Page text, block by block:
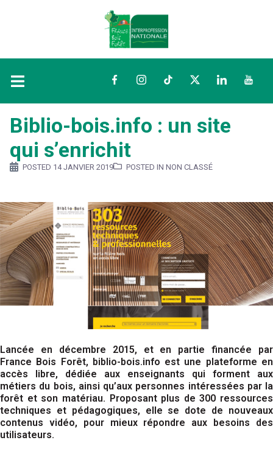
FacebookInstagramTikTokTwitterLinkedIn
Biblio-bois.info : un site
qui s’enrichit
POSTED 14 JANVIER 2019 POSTED IN NON CLASSÉ
Lancée en décembre 2015, et en partie financée par
France Bois Forêt, biblio-bois.info est une plateforme en
accès libre, dédiée aux enseignants qui forment aux
métiers du bois, ainsi qu’aux personnes intéressées par la
forêt et son matériau. Proposant plus de 300 ressources
techniques et pédagogiques, elle se dote de nouveaux
contenus vidéo, pour mieux répondre aux besoins des
utilisateurs.